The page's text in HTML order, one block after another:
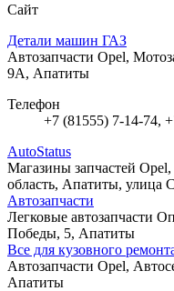
Сайт
Детали машин ГАЗ
Автозапчасти Opel,
9А, Апатиты
Телефон
+7 (81555) 7-14-74,
AutoStatus
Магазины запчастей
область, Апатиты, улица
Автозапчасти
Легковые автозапчасти
Победы, 5, Апатиты
Все для кузовного
Автозапчасти Opel,
Апатиты